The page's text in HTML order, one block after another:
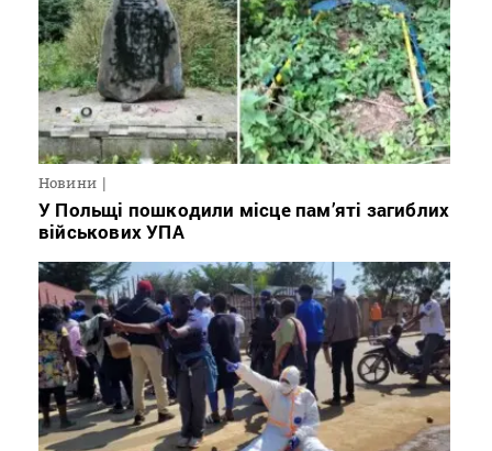
Новини
У Польщі пошкодили місце пам’яті загиблих
військових УПА